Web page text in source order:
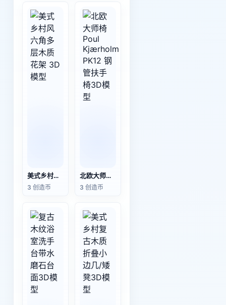
美式乡村风六角多层木质花架 3D模型
3 创造币
北欧大师椅Poul Kjærholm PK12 钢管扶手椅3D模型
3 创造币